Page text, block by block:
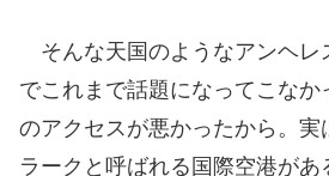
そんな天国のようなアンヘレ
でこれまで話題になってこなか
のアクセスが悪かったから。実
ラークと呼ばれる国際空港があ